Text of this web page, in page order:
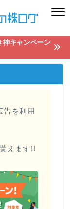
神キャンペーン
告を利用
えます!!